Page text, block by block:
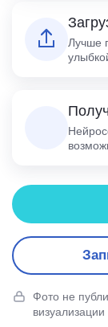
Лучше
Фото не
визуализации